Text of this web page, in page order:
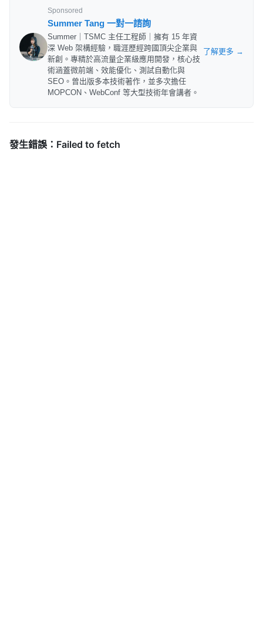
Sponsored
Summer Tang 一對一諮詢
Summer｜TSMC 主任工程師｜擁有 15 年資
深 Web 架構經驗，職涯歷經跨國頂尖企業與
新創。專精於高流量企業級應用開發，核心技
術涵蓋微前端、效能優化、測試自動化與
SEO。曾出版多本技術著作，並多次擔任
MOPCON、WebConf 等大型技術年會講者。
了解更多 →